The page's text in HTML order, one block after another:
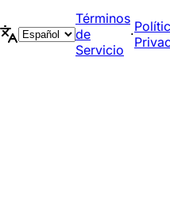
Términos
de
Servicio
·